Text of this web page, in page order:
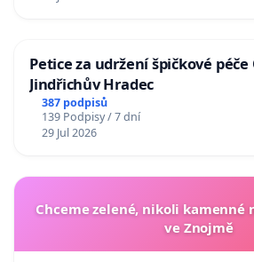
Petice za udržení špičkové péče
Jindřichův Hradec
387 podpisů
139 Podpisy / 7 dní
29 Jul 2026
Chceme zelené, nikoli kamenné
ve Znojmě